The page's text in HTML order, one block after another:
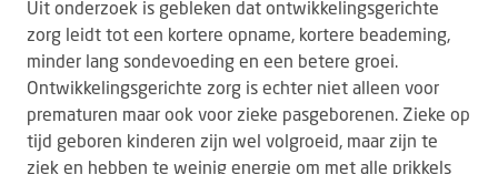
Uit onderzoek is gebleken dat ontwikkelingsgerichte
zorg leidt tot een kortere opname, kortere beademing,
minder lang sondevoeding en een betere groei.
Ontwikkelingsgerichte zorg is echter niet alleen voor
prematuren maar ook voor zieke pasgeborenen. Zieke op
tijd geboren kinderen zijn wel volgroeid, maar zijn te
ziek en hebben te weinig energie om met alle prikkels